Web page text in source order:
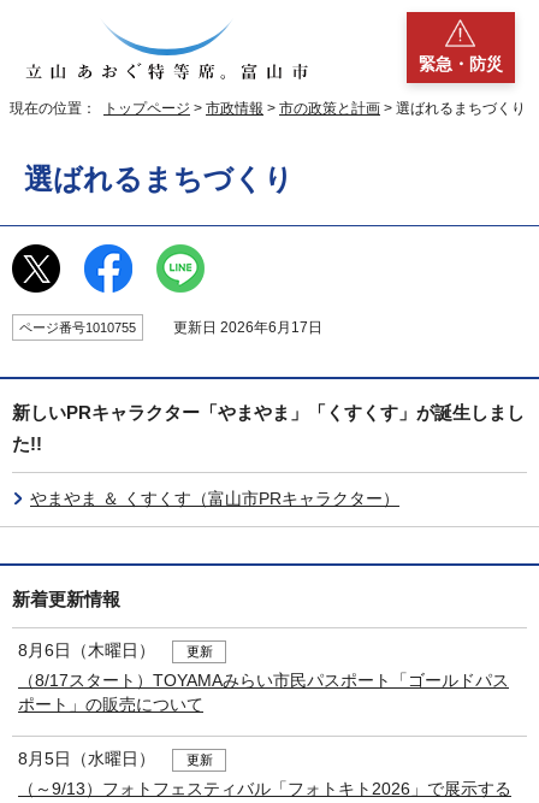
緊急・防災
現在の位置： トップページ > 市政情報 > 市の政策と計画 > 選ばれるまちづくり
選ばれるまちづくり
ページ番号1010755 更新日 2026年6月17日
新しいPRキャラクター「やまやま」「くすくす」が誕生しまし
た!!
やまやま ＆ くすくす（富山市PRキャラクター）
新着更新情報
8月6日（木曜日） 更新
（8/17スタート）TOYAMAみらい市民パスポート「ゴールドパス
ポート」の販売について
8月5日（水曜日） 更新
（～9/13）フォトフェスティバル「フォトキト2026」で展示する